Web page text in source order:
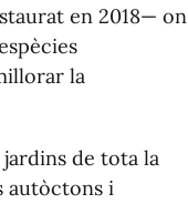
en 2018— on
la
de tota la
autòctons i